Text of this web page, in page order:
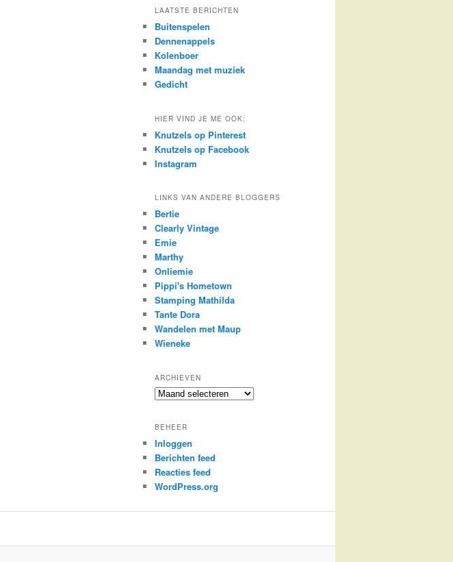
r
h
LAATSTE BERICHTEN
Buitenspelen
Dennenappels
Kolenboer
Maandag met muziek
Gedicht
HIER VIND JE ME OOK:
Knutzels op Pinterest
Knutzels op Facebook
Instagram
LINKS VAN ANDERE BLOGGERS
Bertie
Clearly Vintage
Emie
Marthy
Onliemie
Pippi's Hometown
Stamping Mathilda
Tante Dora
Wandelen met Maup
Wieneke
ARCHIEVEN
Archieven
BEHEER
Inloggen
Berichten feed
Reacties feed
WordPress.org